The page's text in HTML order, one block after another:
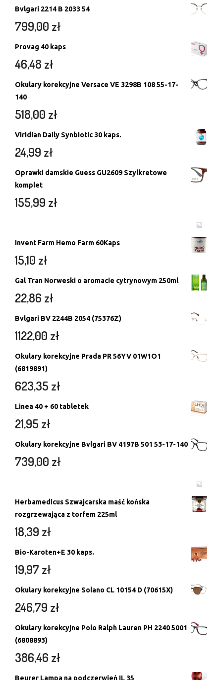
Bvlgari 2214 B 2033 54
799,00 zł
Provag 40 kaps
46,48 zł
Okulary korekcyjne Versace VE 3298B 108 55-17-
140
518,00 zł
Viridian Daily Synbiotic 30 kaps.
24,99 zł
Oprawki damskie Guess GU2609 Szylkretowe
komplet
155,99 zł
Invent Farm Hemo Farm 60Kaps
15,10 zł
Gal Tran Norweski o aromacie cytrynowym 250ml
22,86 zł
Bvlgari BV 2244B 2054 (75376Z)
1122,00 zł
Okulary korekcyjne Prada PR 56YV 01W1O1
(6819891)
623,35 zł
Linea 40 + 60 tabletek
21,95 zł
Okulary korekcyjne Bvlgari BV 4197B 501 53-17-140
739,00 zł
Herbamedicus Szwajcarska maść końska
rozgrzewająca z torfem 225ml
18,39 zł
Bio-Karoten+E 30 kaps.
19,97 zł
Okulary korekcyjne Solano CL 10154 D (70615X)
246,79 zł
Okulary korekcyjne Polo Ralph Lauren PH 2240 5001
(6808893)
386,46 zł
Beurer Lampa na podczerwień IL 35